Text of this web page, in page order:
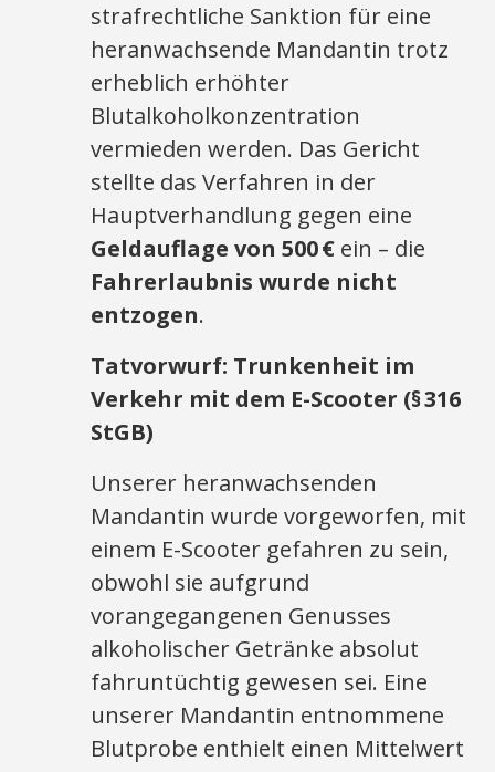
strafrechtliche Sanktion für eine
heranwachsende Mandantin trotz
erheblich erhöhter
Blutalkoholkonzentration
vermieden werden. Das Gericht
stellte das Verfahren in der
Hauptverhandlung gegen eine
Geldauflage von 500€ ein – die
Fahrerlaubnis wurde nicht
entzogen.
Tatvorwurf: Trunkenheit im
Verkehr mit dem E-Scooter (§316
StGB)
Unserer heranwachsenden
Mandantin wurde vorgeworfen, mit
einem E-Scooter gefahren zu sein,
obwohl sie aufgrund
vorangegangenen Genusses
alkoholischer Getränke absolut
fahruntüchtig gewesen sei. Eine
unserer Mandantin entnommene
Blutprobe enthielt einen Mittelwert